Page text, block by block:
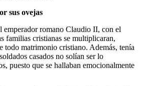
sus ovejas
emperador romano Claudio II, con el
familias cristianas se multiplicaran,
todo matrimonio cristiano. Además, tenía
casados no solían ser lo
puesto que se hallaban emocionalmente